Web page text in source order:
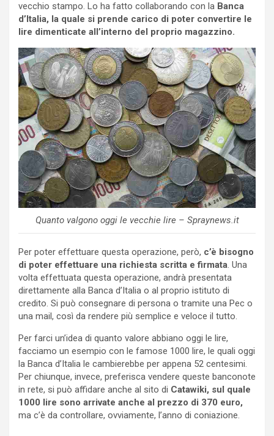
vecchio stampo. Lo ha fatto collaborando con la Banca
d’Italia, la quale si prende carico di poter convertire le
lire dimenticate all’interno del proprio magazzino.
Quanto valgono oggi le vecchie lire – Spraynews.it
Per poter effettuare questa operazione, però, c’è bisogno
di poter effettuare una richiesta scritta e firmata. Una
volta effettuata questa operazione, andrà presentata
direttamente alla Banca d’Italia o al proprio istituto di
credito. Si può consegnare di persona o tramite una Pec o
una mail, così da rendere più semplice e veloce il tutto.
Per farci un’idea di quanto valore abbiano oggi le lire,
facciamo un esempio con le famose 1000 lire, le quali oggi
la Banca d’Italia le cambierebbe per appena 52 centesimi.
Per chiunque, invece, preferisca vendere queste banconote
in rete, si può affidare anche al sito di Catawiki, sul quale
1000 lire sono arrivate anche al prezzo di 370 euro,
ma c’è da controllare, ovviamente, l’anno di coniazione.